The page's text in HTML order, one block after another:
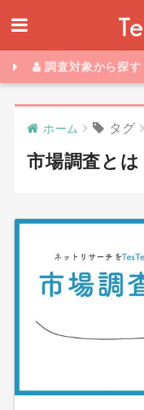
調査対象から探す
ホーム タグ
市場調査とは